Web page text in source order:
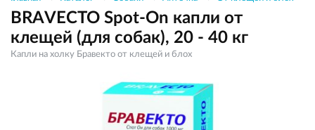
BRAVECTO Spot-On капли от
клещей (для собак), 20 - 40 кг
Капли на холку Бравекто от клещей и блох